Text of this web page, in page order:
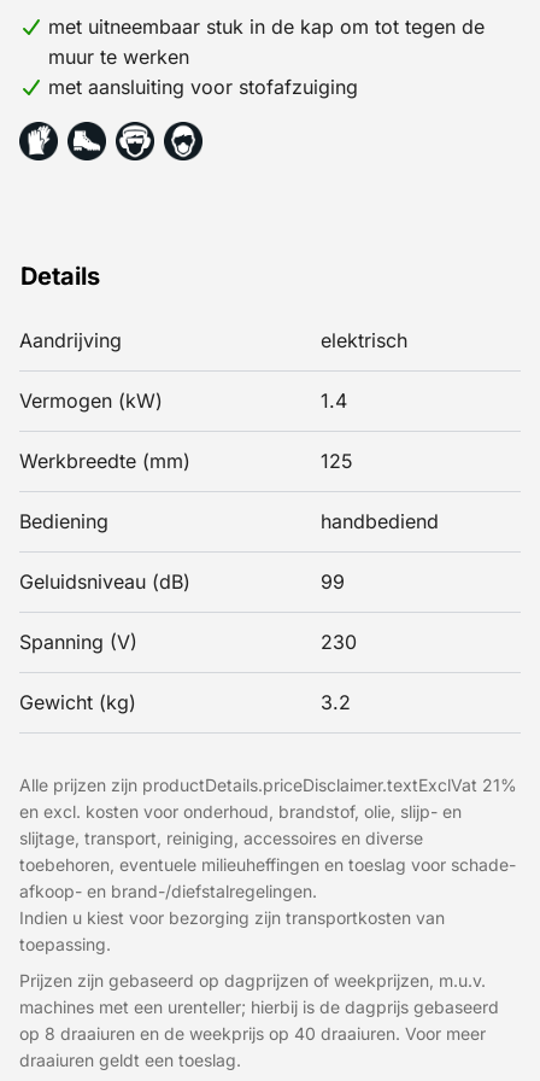
verkoopprijs.
Details
Aandrijving elektrisch
Vermogen (kW) 1.4
Werkbreedte (mm) 125
Bediening handbediend
Geluidsniveau (dB) 99
Spanning (V) 230
Gewicht (kg) 3.2
met uitneembaar stuk in de kap om tot tegen de
muur te werken
met aansluiting voor stofafzuiging
Alle prijzen zijn productDetails.priceDisclaimer.textExclVat 21%
en excl. kosten voor onderhoud, brandstof, olie, slijp- en
slijtage, transport, reiniging, accessoires en diverse
toebehoren, eventuele milieuheffingen en toeslag voor schade-
afkoop- en brand-/diefstalregelingen.
Indien u kiest voor bezorging zijn transportkosten van
toepassing.
Prijzen zijn gebaseerd op dagprijzen of weekprijzen, m.u.v.
machines met een urenteller; hierbij is de dagprijs gebaseerd
op 8 draaiuren en de weekprijs op 40 draaiuren. Voor meer
draaiuren geldt een toeslag.